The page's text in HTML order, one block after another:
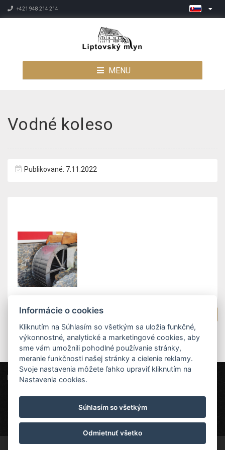
+421 948 214 214
MENU
Vodné koleso
Publikované: 7.11.2022
Liptovský mlyn
info@liptovsky-mlyn.sk +421 948 214 214
Liptovský mlyn
Informácie o cookies
Kliknutím na Súhlasím so všetkým sa uložia funkčné,
výkonnostné, analytické a marketingové cookies, aby
sme vám umožnili pohodlné používanie stránky,
meranie funkčnosti našej stránky a cielenie reklamy.
Svoje nastavenia môžete ľahko upraviť kliknutím na
Nastavenia cookies.
Súhlasím so všetkým
Odmietnuť všetko